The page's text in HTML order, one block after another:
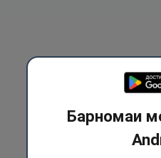
Барномаи